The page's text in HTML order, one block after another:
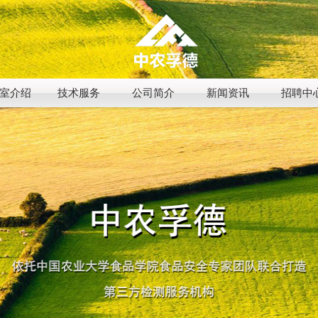
介绍 技术服务 公司简介 新闻资讯 招聘中